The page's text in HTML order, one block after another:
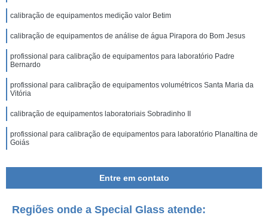
calibração de equipamentos medição valor Betim
calibração de equipamentos de análise de água Pirapora do Bom Jesus
profissional para calibração de equipamentos para laboratório Padre
Bernardo
profissional para calibração de equipamentos volumétricos Santa Maria da
Vitória
calibração de equipamentos laboratoriais Sobradinho II
profissional para calibração de equipamentos para laboratório Planaltina de
Goiás
calibração de equipamentos medição preço Teresópolis
profissional para calibração de equipamentos para laboratório petroquímica
Mesquita
Entre em contato
Regiões onde a Special Glass atende: